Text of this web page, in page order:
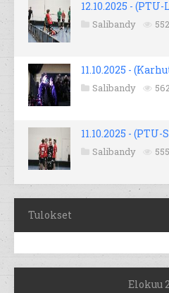
12.10.2025 -
Salibandy
11.10.2025 -
Salibandy
11.10.2025 -
Salibandy
Tulokset
Elokuu